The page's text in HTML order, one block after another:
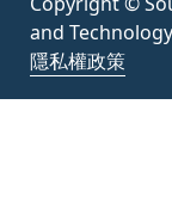
and
隱私權政策